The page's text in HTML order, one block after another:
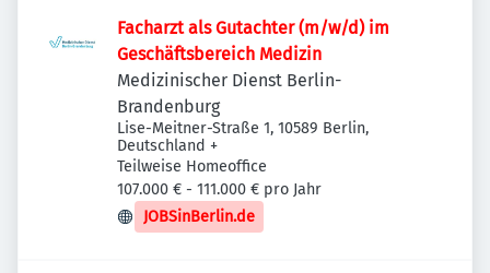
Facharzt als Gutachter (m/w/d) im
Geschäftsbereich Medizin
Medizinischer Dienst Berlin-
Brandenburg
Lise-Meitner-Straße 1, 10589 Berlin,
Deutschland +
Teilweise Homeoffice
107.000 € - 111.000 € pro Jahr
JOBSinBerlin.de